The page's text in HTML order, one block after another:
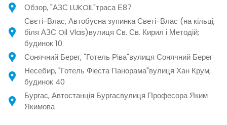
Обзор, "АЗС LUKOIL"траса Е87
Свєті-Влас, Автобусна зупинка Светі-Влас (на кільці,
біля АЗС Oil Vlas)вулиця Св. Св. Кирил і Методій;
будинок 10
Сонячний Берег, "Готель Ріва"вулиця Сонячний Берег
Несебир, "Готель Фіеста Панорама"вулиця Хан Крум;
будинок 40
Бургас, Автостанція Бургасвулиця Професора Яким
Якимова